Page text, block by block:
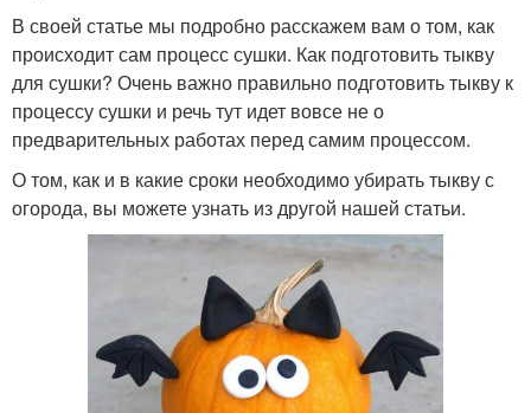
В своей статье мы подробно расскажем вам о том, как
происходит сам процесс сушки. Как подготовить тыкву
для сушки? Очень важно правильно подготовить тыкву к
процессу сушки и речь тут идет вовсе не о
предварительных работах перед самим процессом.
О том, как и в какие сроки необходимо убирать тыкву с
огорода, вы можете узнать из другой нашей статьи.